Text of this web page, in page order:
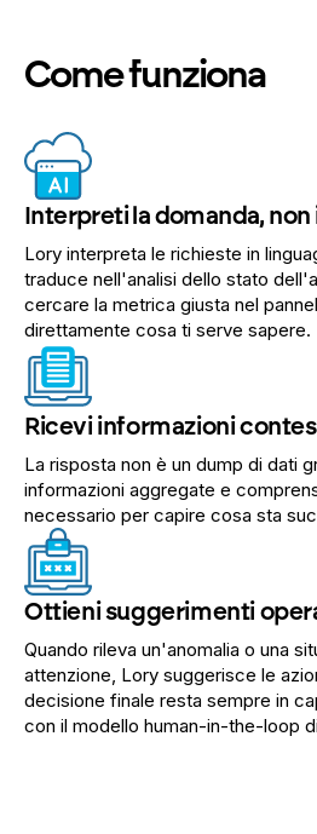
Come funziona
Interpreti la domanda, non
Lory interpreta le richieste in
traduce nell'analisi dello stato
cercare la metrica giusta nel
direttamente cosa ti serve sapere.
Ricevi informazioni
La risposta non è un dump di dati
informazioni aggregate e
necessario per capire cosa sta
Ottieni suggerimenti
Quando rileva un'anomalia o una
attenzione, Lory suggerisce le
decisione finale resta sempre in
con il modello human-in-the-loop